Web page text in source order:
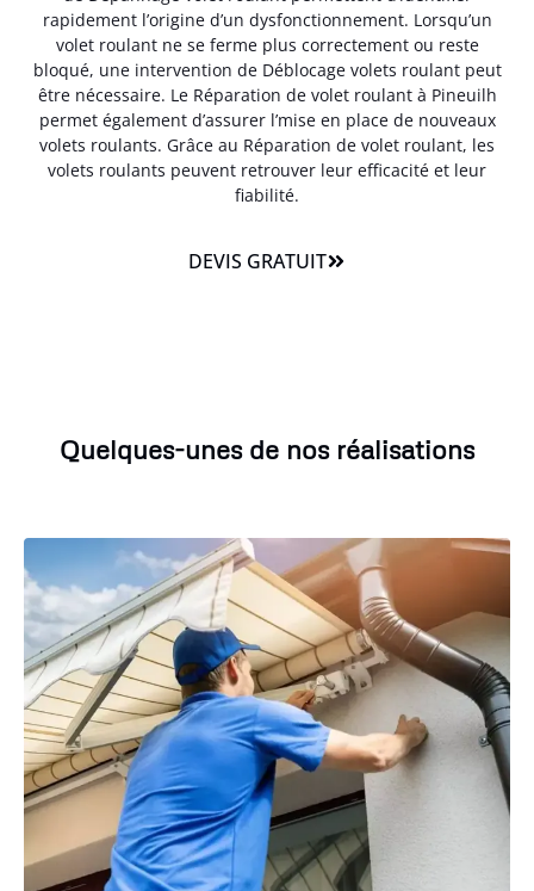
rapidement l’origine d’un dysfonctionnement. Lorsqu’un
volet roulant ne se ferme plus correctement ou reste
bloqué, une intervention de Déblocage volets roulant peut
être nécessaire. Le Réparation de volet roulant à Pineuilh
permet également d’assurer l’mise en place de nouveaux
volets roulants. Grâce au Réparation de volet roulant, les
volets roulants peuvent retrouver leur efficacité et leur
fiabilité.
DEVIS GRATUIT
Quelques-unes de nos réalisations